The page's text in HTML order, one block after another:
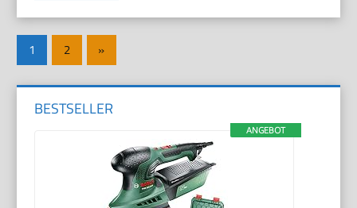
Seitennummerierung
der
Beiträge
1 2
Nächste
Beiträge
»
BESTSELLER
ANGEBOT